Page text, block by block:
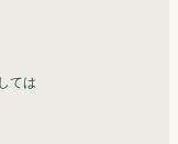
ては